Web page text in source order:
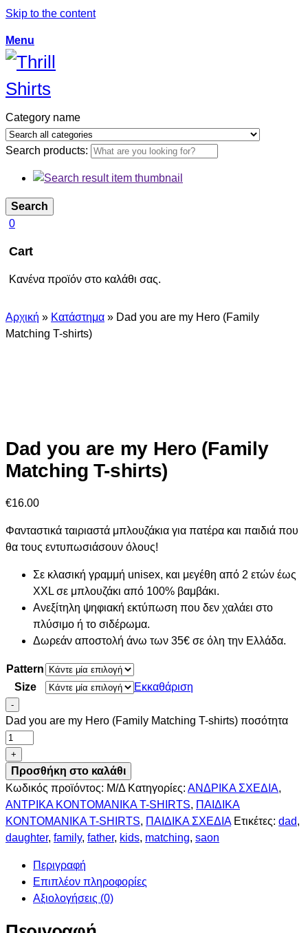
Skip to the content
Menu
Category name
Search products:
Search
0
Cart
Κανένα προϊόν στο καλάθι σας.
Αρχική » Κατάστημα » Dad you are my Hero (Family
Matching T-shirts)
Dad you are my Hero (Family
Matching T-shirts)
€16.00
Φανταστικά ταιριαστά μπλουζάκια για πατέρα και παιδιά που
θα τους εντυπωσιάσουν όλους!
Σε κλασική γραμμή unisex, και μεγέθη από 2 ετών έως
XXL σε μπλουζάκι από 100% βαμβάκι.
Ανεξίτηλη ψηφιακή εκτύπωση που δεν χαλάει στο
πλύσιμο ή το σιδέρωμα.
Δωρεάν αποστολή άνω των 35€ σε όλη την Ελλάδα.
Pattern
Size
Εκκαθάριση
-
Dad you are my Hero (Family Matching T-shirts) ποσότητα
+
Προσθήκη στο καλάθι
Κωδικός προϊόντος: Μ/Δ Κατηγορίες: ΑΝΔΡΙΚΑ ΣΧΕΔΙΑ,
ΑΝΤΡΙΚΑ ΚΟΝΤΟΜΑΝΙΚΑ T-SHIRTS, ΠΑΙΔΙΚΑ
ΚΟΝΤΟΜΑΝΙΚΑ T-SHIRTS, ΠΑΙΔΙΚΑ ΣΧΕΔΙΑ Ετικέτες: dad,
daughter, family, father, kids, matching, saon
Περιγραφή
Επιπλέον πληροφορίες
Αξιολογήσεις (0)